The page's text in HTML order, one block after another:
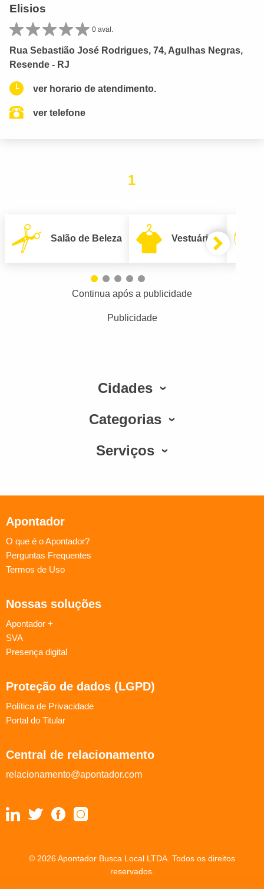
Elisios
0 aval.
Rua Sebastião José Rodrigues, 74, Agulhas Negras,
Resende - RJ
ver horario de atendimento.
ver telefone
1
Salão de Beleza Vestuário
Continua após a publicidade
Publicidade
Cidades
Categorias
Serviços
Apontador
O que é o Apontador?
Perguntas Frequentes
Termos de Uso
Nossas soluções
Apontador +
SVA
Presença digital
Proteção de dados (LGPD)
Política de Privacidade
Portal do Titular
Central de relacionamento
relacionamento@apontador.com
© 2026 Apontador Busca Local LTDA. Todos os direitos
reservados.